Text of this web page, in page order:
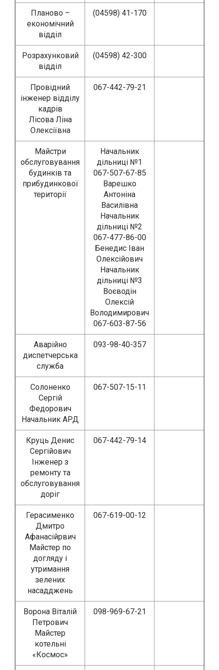
Планово –
економічний
відділ
(04598) 41-170
Розрахунковий
відділ
(04598) 42-300
Провідний
інженер відділу
кадрів
Лісова Ліна
Олексіївна
067-442-79-21
Майстри
обслуговування
будинків та
прибудинкової
території
Начальник
дільниці №1
067-507-67-85
Варешко
Антоніна
Василівна
Начальник
дільниці №2
067-477-86-00
Бенедис Іван
Олексійович
Начальник
дільниці №3
Воєводін
Олексій
Володимирович
067-603-87-56
Аварійно
диспетчерська
служба
093-98-40-357
Солоненко
Сергій
Федорович
Начальник АРД
067-507-15-11
Круць Денис
Сергійович
Інженер з
ремонту та
обслуговування
доріг
067-442-79-14
Герасименко
Дмитро
Афанасійрвич
Майстер по
догляду і
утримання
зелених
насадджень
067-619-00-12
Ворона Віталій
Петрович
Майстер
котельні
«Космос»
098-969-67-21